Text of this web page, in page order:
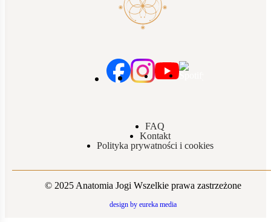
FAQ
Kontakt
Polityka prywatności i cookies
© 2025 Anatomia Jogi Wszelkie prawa zastrzeżone
design by eureka media